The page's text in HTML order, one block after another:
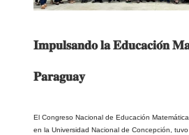
𝐈𝐦𝐩𝐮𝐥𝐬𝐚𝐧𝐝𝐨 𝐥𝐚 𝐄𝐝𝐮𝐜𝐚𝐜𝐢𝐨́𝐧
𝐏𝐚𝐫𝐚𝐠𝐮𝐚𝐲
El Congreso Nacional de Educación
en la Universidad Nacional de Concepción,